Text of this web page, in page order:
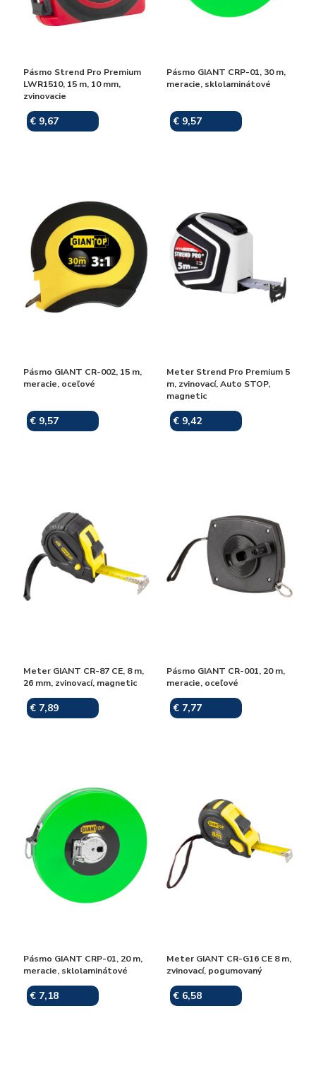
Pásmo Strend Pro Premium
LWR1510, 15 m, 10 mm,
zvinovacie
€ 9,67
Pásmo GIANT CRP-01, 30 m,
meracie, sklolaminátové
€ 9,57
Pásmo GIANT CR-002, 15 m,
meracie, oceľové
€ 9,57
Meter Strend Pro Premium 5
m, zvinovací, Auto STOP,
magnetic
€ 9,42
Meter GIANT CR-87 CE, 8 m,
26 mm, zvinovací, magnetic
€ 7,89
Pásmo GIANT CR-001, 20 m,
meracie, oceľové
€ 7,77
Pásmo GIANT CRP-01, 20 m,
meracie, sklolaminátové
€ 7,18
Meter GIANT CR-G16 CE 8 m,
zvinovací, pogumovaný
€ 6,58